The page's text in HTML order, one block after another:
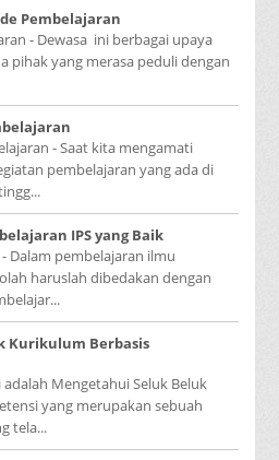
Pembelajaran
- Dewasa ini berbagai upaya
pihak yang merasa peduli dengan
- Saat kita mengamati
pembelajaran yang ada di
IPS yang Baik
Dalam pembelajaran ilmu
haruslah dibedakan dengan
Kurikulum Berbasis
Mengetahui Seluk Beluk
yang merupakan sebuah
tela...